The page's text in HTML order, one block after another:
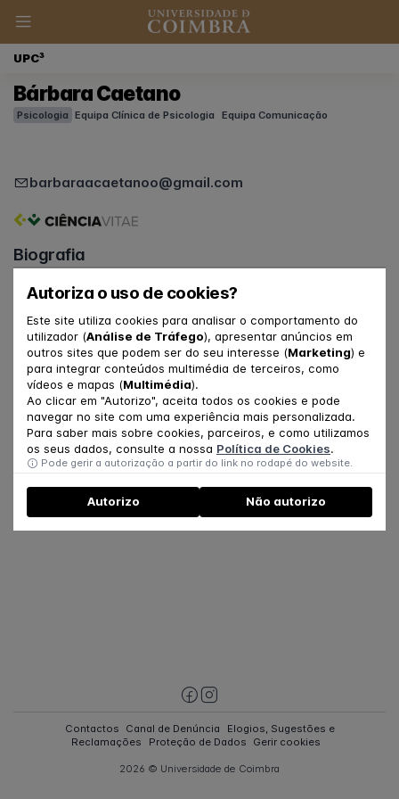
Autoriza o uso de cookies?
Este site utiliza cookies para analisar o comportamento do
utilizador (Análise de Tráfego), apresentar anúncios em
outros sites que podem ser do seu interesse (Marketing) e
para integrar conteúdos multimédia de terceiros, como
vídeos e mapas (Multimédia).
Ao clicar em "Autorizo", aceita todos os cookies e pode
navegar no site com uma experiência mais personalizada.
Para saber mais sobre cookies, parceiros, e como utilizamos
os seus dados, consulte a nossa Política de Cookies.
Pode gerir a autorização a partir do link no rodapé do website.
Autorizo Não autorizo
UPC³
Bárbara Caetano
Psicologia Equipa Clínica de Psicologia Equipa Comunicação
barbaraacaetanoo@gmail.com
Biografia
Funções na UpC3
Apoio à coordenação das Equipas de Comunicação e
de Acolhimento ao Utente
Ligação à FPCE-UC e ao CINEICC
Estudante de Doutoramento
2026 © Universidade de Coimbra
Contactos Canal de Denúncia
Elogios, Sugestões e
Reclamações
Proteção de Dados Gerir cookies